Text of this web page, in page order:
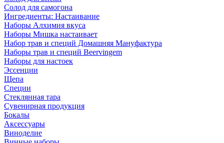
Солод для самогона
Ингредиенты: Настаивание
Наборы Алхимия вкуса
Наборы Мишка настаивает
Набор трав и специй Домашняя Мануфактура
Наборы трав и специй Beervingem
Наборы для настоек
Эссенции
Щепа
Специи
Стеклянная тара
Сувенирная продукция
Бокалы
Аксессуары
Виноделие